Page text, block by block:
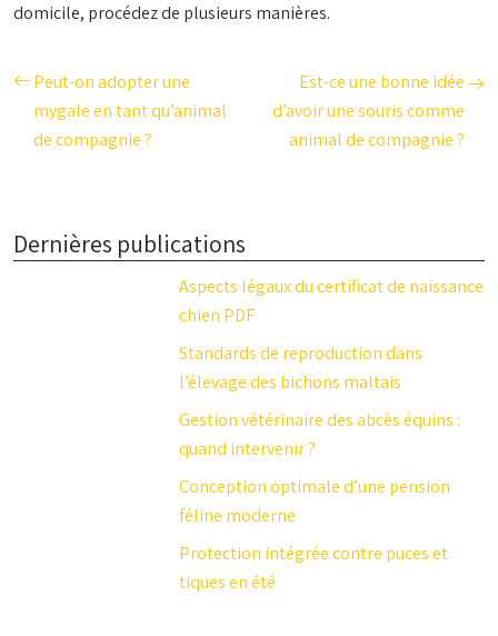
domicile, procédez de plusieurs manières.
Peut-on adopter une
mygale en tant qu’animal
de compagnie ?
Est-ce une bonne idée
d’avoir une souris comme
animal de compagnie ?
Dernières publications
Aspects légaux du certificat de naissance
chien PDF
Standards de reproduction dans
l’élevage des bichons maltais
Gestion vétérinaire des abcès équins :
quand intervenir ?
Conception optimale d’une pension
féline moderne
Protection intégrée contre puces et
tiques en été